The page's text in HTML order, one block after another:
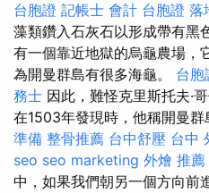
台胞證 記帳士 會計 台胞證 落
藻類鑽入石灰石以形成帶有黑
有一個靠近地獄的烏龜農場，
為開曼群島有很多海龜。 台胞
務士 因此，難怪克里斯托夫·
在1503年發現時，他稱開曼群
準備 整骨推薦 台中舒壓 台中
seo seo marketing 外燴 推薦
中，如果我們朝另一個方向前